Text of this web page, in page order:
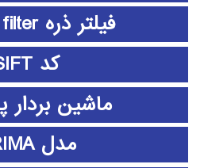
فیلتر ذره particle filter
کد SIFT
ماشین بردار
مدل ARIMA